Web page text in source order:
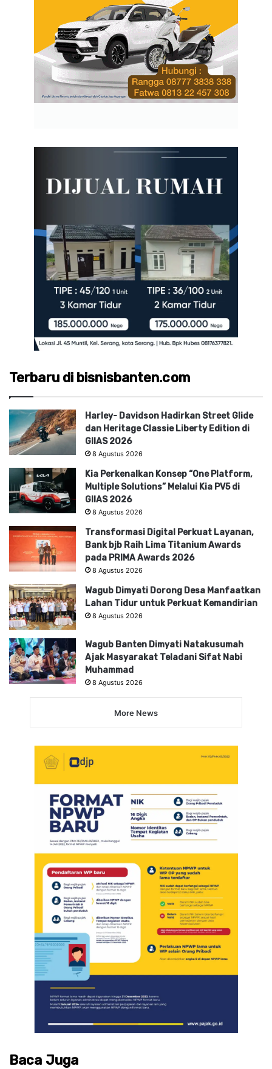
Terbaru di bisnisbanten.com
Harley- Davidson Hadirkan Street Glide
dan Heritage Classie Liberty Edition di
GIIAS 2026
8 Agustus 2026
Kia Perkenalkan Konsep “One Platform,
Multiple Solutions” Melalui Kia PV5 di
GIIAS 2026
8 Agustus 2026
Transformasi Digital Perkuat Layanan,
Bank bjb Raih Lima Titanium Awards
pada PRIMA Awards 2026
8 Agustus 2026
Wagub Dimyati Dorong Desa Manfaatkan
Lahan Tidur untuk Perkuat Kemandirian
8 Agustus 2026
Wagub Banten Dimyati Natakusumah
Ajak Masyarakat Teladani Sifat Nabi
Muhammad
8 Agustus 2026
More News
Baca Juga